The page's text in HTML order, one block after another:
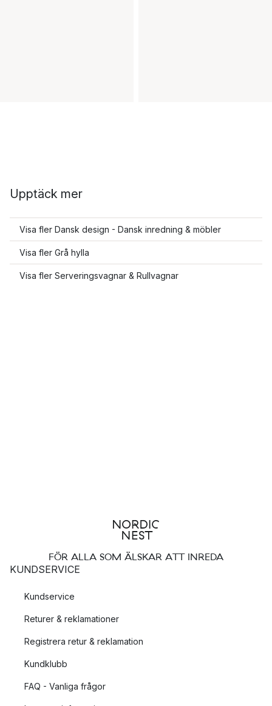
Upptäck mer
Visa fler Dansk design - Dansk inredning & möbler
Visa fler Grå hylla
Visa fler Serveringsvagnar & Rullvagnar
FÖR ALLA SOM ÄLSKAR ATT INREDA
KUNDSERVICE
Kundservice
Returer & reklamationer
Registrera retur & reklamation
Kundklubb
FAQ - Vanliga frågor